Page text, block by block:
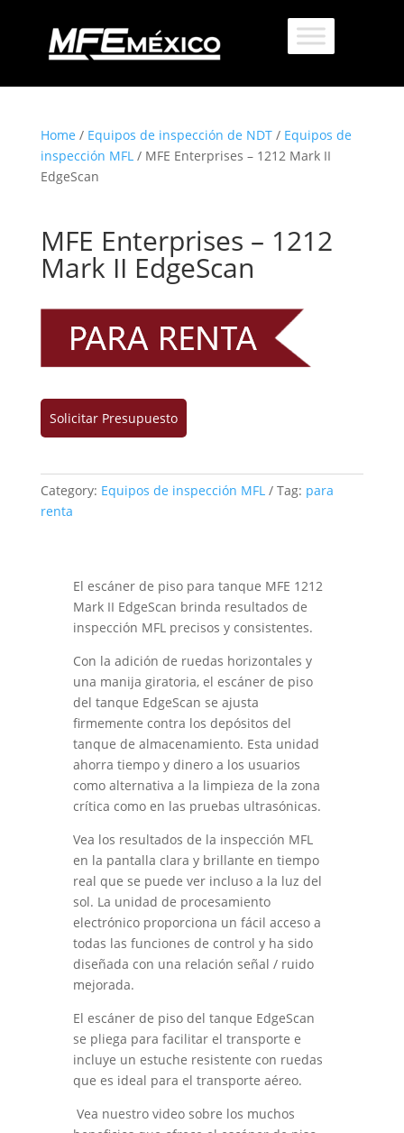
Home / Equipos de inspección de NDT/ Equipos de
inspección MFL/ MFE Enterprises – 1212 Mark II
EdgeScan
MFE Enterprises – 1212
Mark II EdgeScan
Solicitar Presupuesto
Category: Equipos de inspección MFL Tag: para
renta
El escáner de piso para tanque MFE 1212
Mark II EdgeScan brinda resultados de
inspección MFL precisos y consistentes.
Con la adición de ruedas horizontales y
una manija giratoria, el escáner de piso
del tanque EdgeScan se ajusta
firmemente contra los depósitos del
tanque de almacenamiento. Esta unidad
ahorra tiempo y dinero a los usuarios
como alternativa a la limpieza de la zona
crítica como en las pruebas ultrasónicas.
Vea los resultados de la inspección MFL
en la pantalla clara y brillante en tiempo
real que se puede ver incluso a la luz del
sol. La unidad de procesamiento
electrónico proporciona un fácil acceso a
todas las funciones de control y ha sido
diseñada con una relación señal / ruido
mejorada.
El escáner de piso del tanque EdgeScan
se pliega para facilitar el transporte e
incluye un estuche resistente con ruedas
que es ideal para el transporte aéreo.
Vea nuestro video sobre los muchos